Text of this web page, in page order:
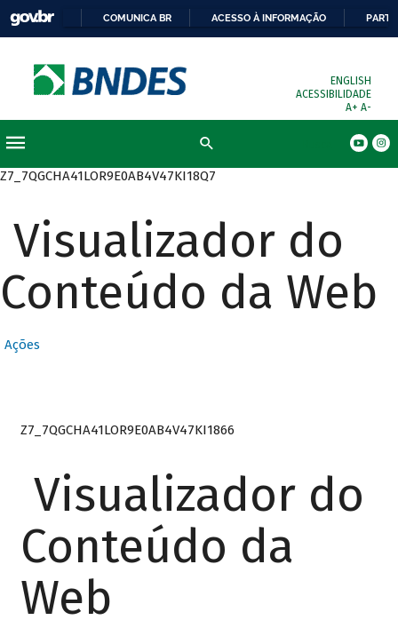
COMUNICA BR ACESSO À INFORMAÇÃO
ENGLISH
ACESSIBILIDADE
A+ A-
Z7_7QGCHA41LOR9E0AB4V47KI18Q7
Visualizador do
Conteúdo da Web
Ações
Z7_7QGCHA41LOR9E0AB4V47KI1866
Visualizador do
Conteúdo da
Web